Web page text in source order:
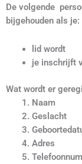
De volgende
bijgehouden als je:
lid wordt
je inschrijft
Wat wordt er
Naam
Geslacht
Adres